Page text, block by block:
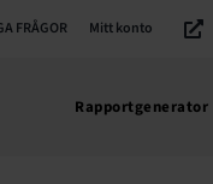
FRÅGOR Mitt konto
Rapportgenerator